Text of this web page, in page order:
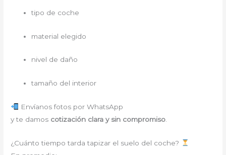
tipo de coche
material elegido
nivel de daño
tamaño del interior
Envíanos fotos por WhatsApp
y te damos cotización clara y sin compromiso
¿Cuánto tiempo tarda tapizar el suelo del coche?